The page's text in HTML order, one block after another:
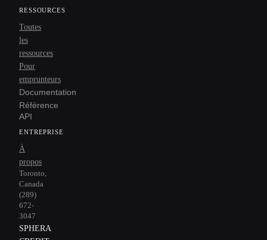
RESSOURCES
Toutes
les
ressources
Pour
emprunteurs
Documentation
Référence
API
ENTREPRISE
À
propos
Toronto,
Canada
(289)
672-
3047
SPHERA